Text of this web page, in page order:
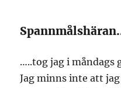
…..tog jag i måndags
Jag minns inte att